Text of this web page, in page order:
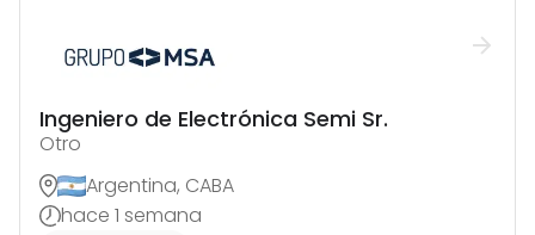
Ingeniero de Electrónica Semi Sr.
Otro
Argentina, CABA
hace 1 semana